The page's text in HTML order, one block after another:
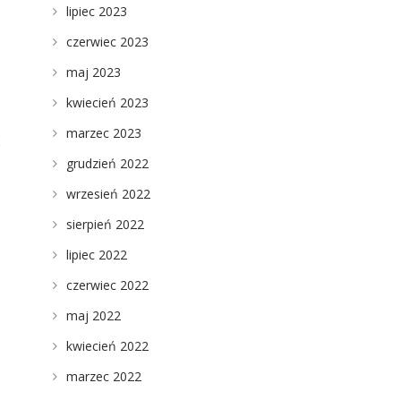
lipiec 2023
czerwiec 2023
maj 2023
kwiecień 2023
marzec 2023
grudzień 2022
wrzesień 2022
sierpień 2022
lipiec 2022
czerwiec 2022
maj 2022
kwiecień 2022
marzec 2022